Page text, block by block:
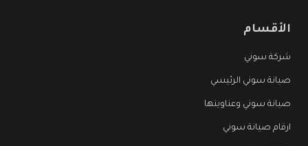
الأقسام
شركة سوني
صيانة سوني الرئيسي
صيانة سوني وعناوينها
ارقام صيانة سوني